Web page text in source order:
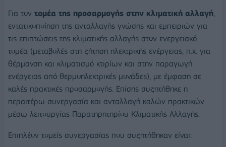
Για τον τομέα της προσαρμογής στην κλιματική αλλαγή,
εντατικοποίηση της ανταλλαγής γνώσης και εμπειριών για
τις επιπτώσεις της κλιματικής αλλαγής στον ενεργειακό
τομέα (μεταβολές στη ζήτηση ηλεκτρικής ενέργειας, π.χ. για
θέρμανση και κλιματισμό κτιρίων και στην παραγωγή
ενέργειας από θερμοηλεκτρικές μονάδες), με έμφαση σε
καλές πρακτικές προσαρμογής. Επίσης συζητήθηκε η
περαιτέρω συνεργασία και ανταλλαγή καλών πρακτικών
μέσω λειτουργίας Παρατηρητηρίου Κλιματικής Αλλαγής.
Επιπλέον τομείς συνεργασίας που συζητήθηκαν είναι: